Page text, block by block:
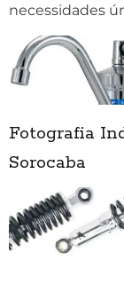
necessidades
Fotografia
Sorocaba